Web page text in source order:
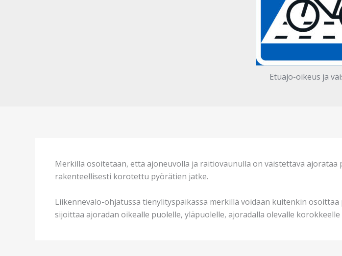
Etuajo-oikeus ja
Merkillä osoitetaan, että ajoneuvolla ja raitiovaunulla on väistettävä
rakenteellisesti korotettu pyörätien jatke.
Liikennevalo-ohjatussa tienylityspaikassa merkillä voidaan kuitenkin
sijoittaa ajoradan oikealle puolelle, yläpuolelle, ajoradalla olevalle